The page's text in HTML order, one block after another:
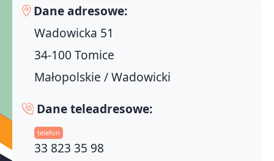
Dane adresowe:
Wadowicka 51
34-100 Tomice
Małopolskie / Wadowicki
Dane teleadresowe:
telefon
33 823 35 98